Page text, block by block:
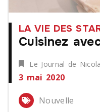
LA VIE DES
Cuisinez
Le Journal de
3 mai 2020
Nouvelle